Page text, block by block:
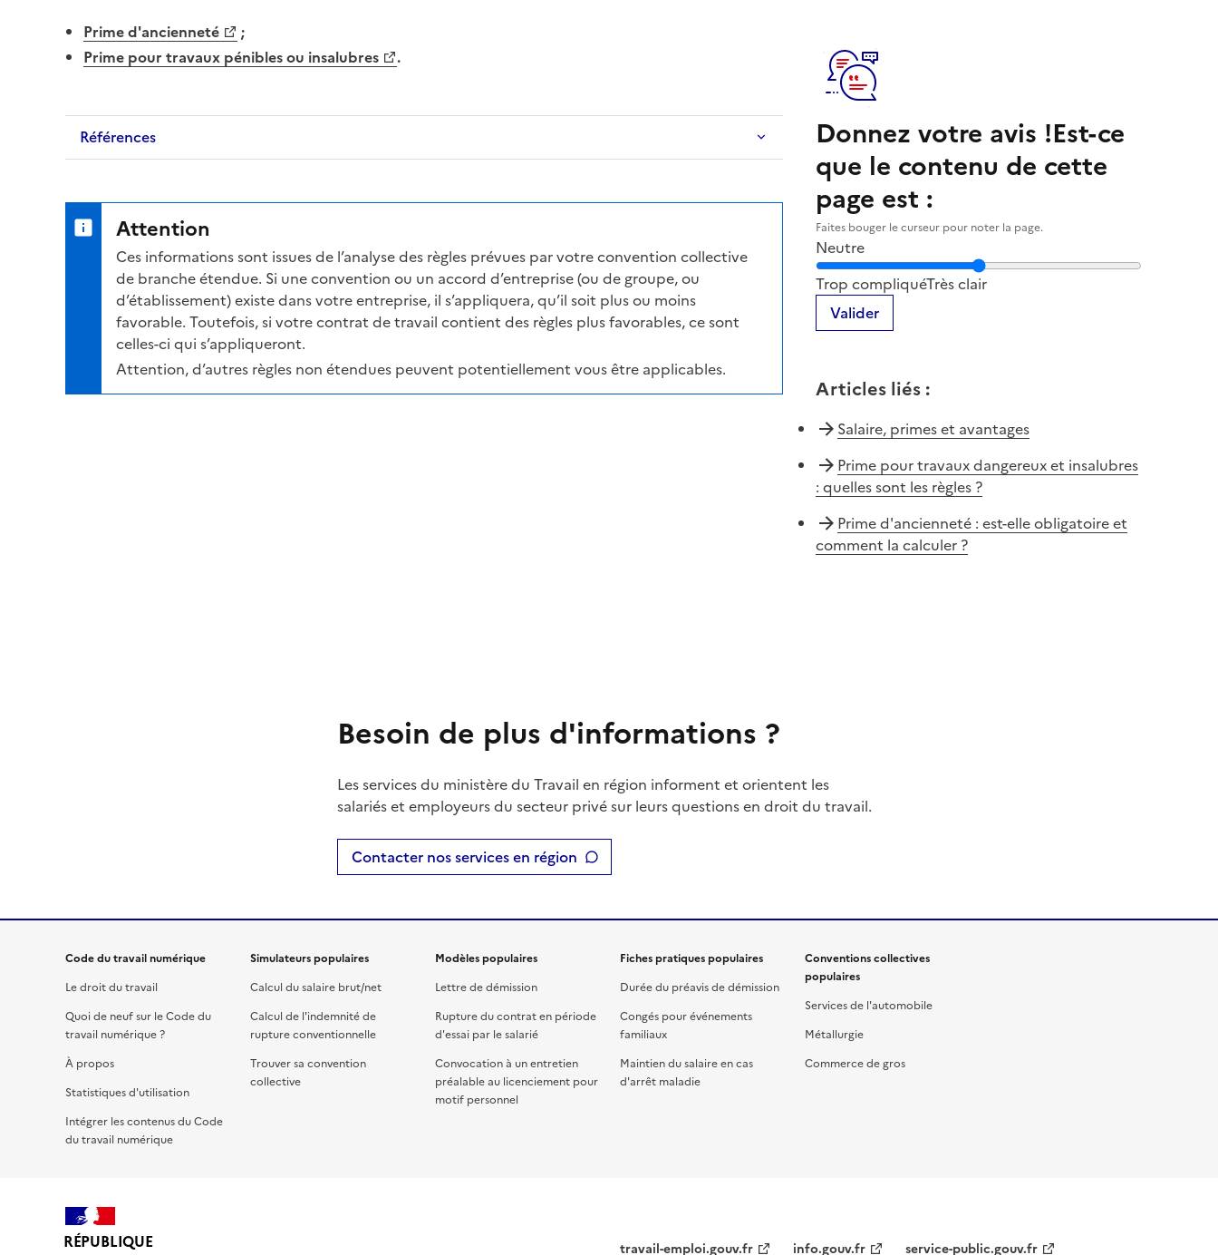
Primed'ancienneté
;
Prime pour travaux péniblesou insalubres .
Références
Attention
Ces informations sont issues de l’analyse des règles prévues par votre convention collective
de branche étendue. Si une convention ou un accord d’entreprise (ou de groupe, ou
d’établissement) existe dans votre entreprise, il s’appliquera, qu’il soit plus ou moins
favorable. Toutefois, si votre contrat de travail contient des règles plus favorables, ce sont
celles-ci qui s’appliqueront.
Attention, d’autres règles non étendues peuvent potentiellement vous être applicables.
Donnez votre avis !Est-ce
que le contenu de cette
page est :
Faites bouger le curseur pour noter la page.
Neutre
Notez la clarté du contenu de cette page
Trop compliquéTrès clair
Valider
Articles liés :
Salaire, primes et avantages
Prime pour travaux dangereux et insalubres
: quelles sont les règles ?
Prime d'ancienneté : est-elle obligatoire et
comment la calculer ?
Besoin de plus d'informations ?
Les services du ministère du Travail en région informent et orientent les
salariés et employeurs du secteur privé sur leurs questions en droit du travail.
Contacter nos services en région
Code du travail numérique
Le droit du travail
Quoi de neuf sur le Code du
travail numérique ?
À propos
Statistiques d'utilisation
Intégrer les contenus du Code
du travail numérique
Simulateurs populaires
Calcul du salaire brut/net
Calcul de l'indemnité de
rupture conventionnelle
Trouver sa convention
collective
Modèles populaires
Lettre de démission
Rupture du contrat en période
d'essai par le salarié
Convocation à un entretien
préalable au licenciement pour
motif personnel
Fiches pratiques populaires
Durée du préavis de démission
Congés pour événements
familiaux
Maintien du salaire en cas
d'arrêt maladie
Conventions collectives
populaires
Services de l'automobile
Métallurgie
Commerce de gros
RÉPUBLIQUE
travail-emploi.gouv.fr info.gouv.fr service-public.gouv.fr